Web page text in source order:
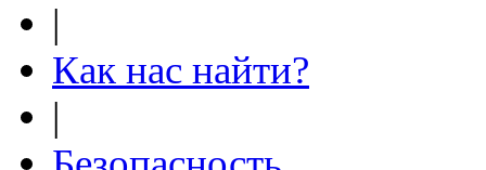
|
Как нас найти?
|